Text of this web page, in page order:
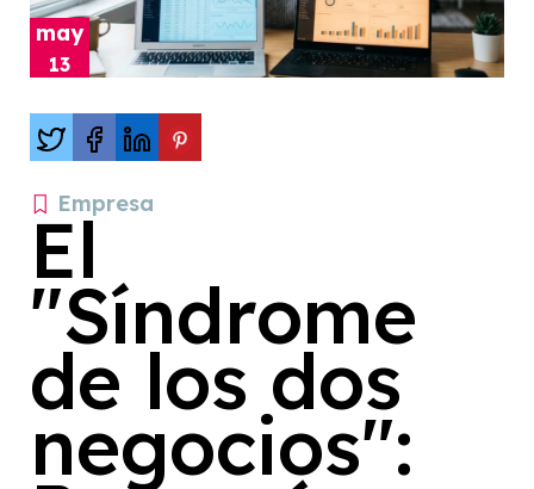
may
13
Empresa
El
"Síndrome
de los dos
negocios":